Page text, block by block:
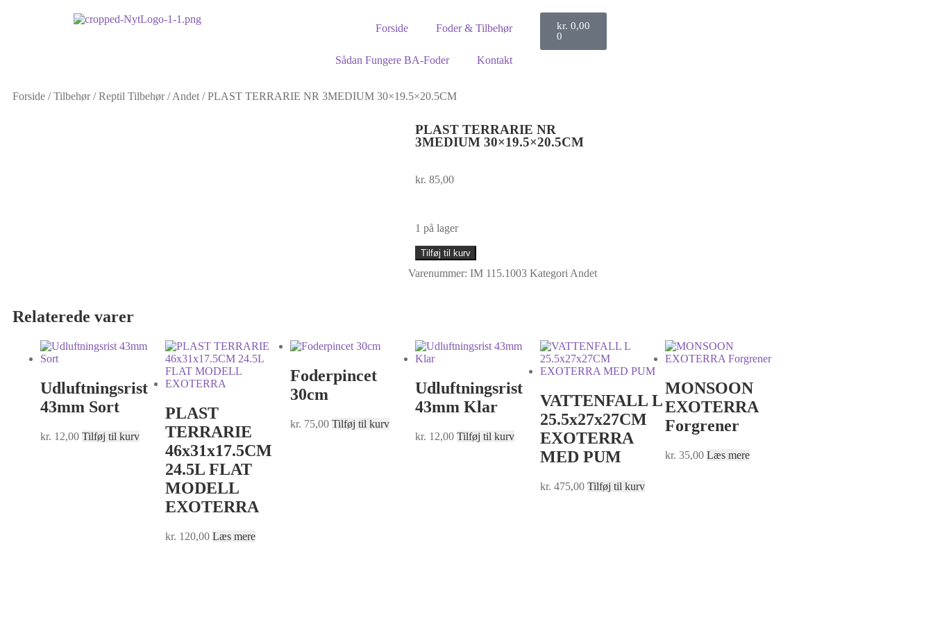
Forside Foder & Tilbehør
Sådan Fungere BA-Foder Kontakt
kr. 0,00
0
Forside /Tilbehør/Reptil Tilbehør/Andet /PLAST TERRARIE NR 3MEDIUM 30×19.5×20.5CM
PLAST TERRARIE NR
3MEDIUM 30×19.5×20.5CM
kr. 85,00
1 på lager
Tilføj til kurv
Varenummer: IM 115.1003 Kategori Andet
Relaterede varer
Udluftningsrist
43mm Sort
kr. 12,00 Tilføj til kurv
PLAST
TERRARIE
46x31x17.5CM
24.5L FLAT
MODELL
EXOTERRA
kr. 120,00 Læs mere
Foderpincet
30cm
kr. 75,00 Tilføj til kurv
Udluftningsrist
43mm Klar
kr. 12,00 Tilføj til kurv
VATTENFALL L
25.5x27x27CM
EXOTERRA
MED PUM
kr. 475,00 Tilføj til kurv
MONSOON
EXOTERRA
Forgrener
kr. 35,00 Læs mere